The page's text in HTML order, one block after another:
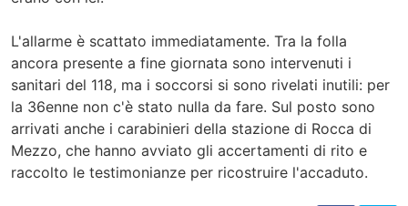
L'allarme è scattato immediatamente. Tra la folla
ancora presente a fine giornata sono intervenuti i
sanitari del 118, ma i soccorsi si sono rivelati inutili: per
la 36enne non c'è stato nulla da fare. Sul posto sono
arrivati anche i carabinieri della stazione di Rocca di
Mezzo, che hanno avviato gli accertamenti di rito e
raccolto le testimonianze per ricostruire l'accaduto.